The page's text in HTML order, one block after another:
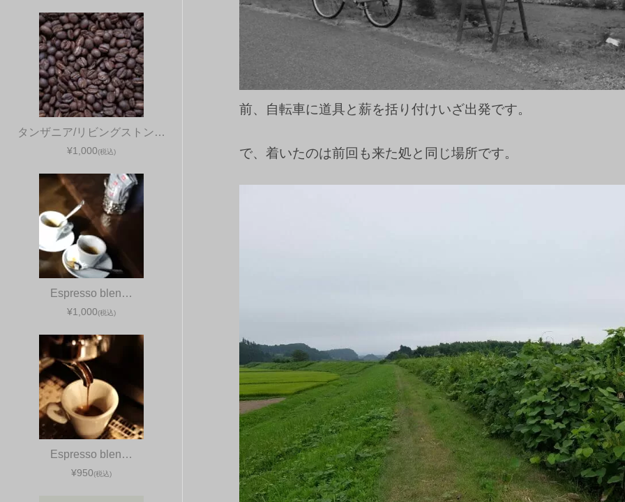
前、自転車に道具と薪を括り付けいざ出発です。
で、着いたのは前回も来た処と同じ場所です。
タンザニア/リビングストン…
¥1,000(税込)
Espresso blen…
¥1,000(税込)
Espresso blen…
¥950(税込)